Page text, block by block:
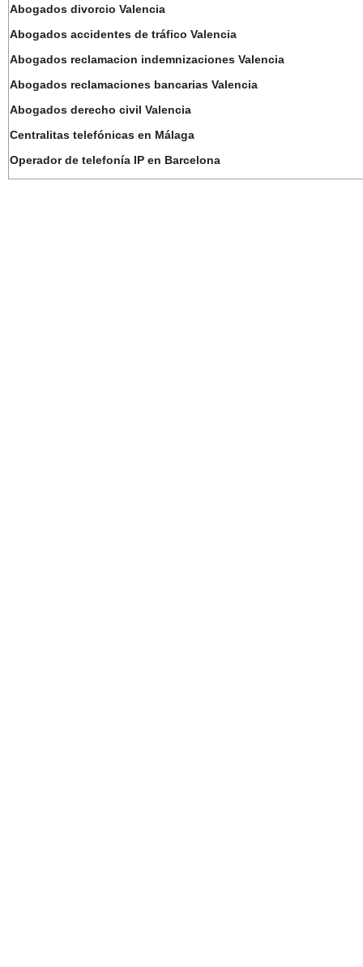
Abogados divorcio Valencia
Abogados accidentes de tráfico Valencia
Abogados reclamacion indemnizaciones Valencia
Abogados reclamaciones bancarias Valencia
Abogados derecho civil Valencia
Centralitas telefónicas en Málaga
Operador de telefonía IP en Barcelona